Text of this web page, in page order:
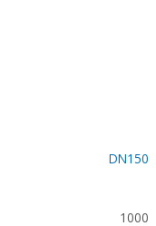
DN150
1000